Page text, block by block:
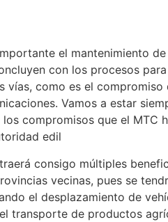
el mantenimiento de
con los procesos
vías, como es el compromiso
Vamos a estar
compromisos que el MTC
edil
consigo múltiples
vecinas, pues se
el desplazamiento de
transporte de productos